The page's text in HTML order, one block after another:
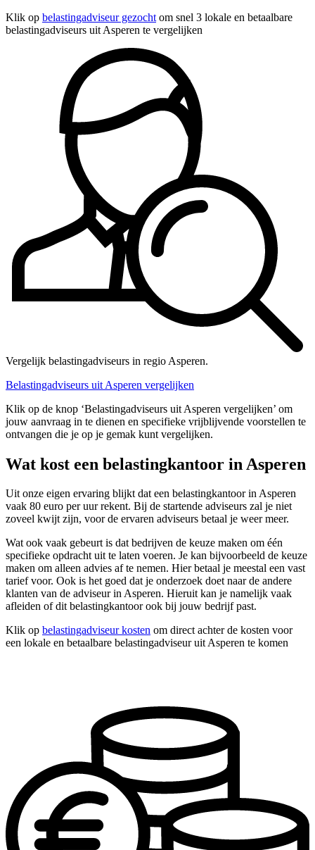
Klik op belastingadviseur gezocht om snel 3 lokale en betaalbare
belastingadviseurs uit Asperen te vergelijken
Vergelijk belastingadviseurs in regio Asperen.
Belastingadviseurs uit Asperen vergelijken
Klik op de knop ‘Belastingadviseurs uit Asperen vergelijken’ om
jouw aanvraag in te dienen en specifieke vrijblijvende voorstellen te
ontvangen die je op je gemak kunt vergelijken.
Wat kost een belastingkantoor in Asperen
Uit onze eigen ervaring blijkt dat een belastingkantoor in Asperen
vaak 80 euro per uur rekent. Bij de startende adviseurs zal je niet
zoveel kwijt zijn, voor de ervaren adviseurs betaal je weer meer.
Wat ook vaak gebeurt is dat bedrijven de keuze maken om één
specifieke opdracht uit te laten voeren. Je kan bijvoorbeeld de keuze
maken om alleen advies af te nemen. Hier betaal je meestal een vast
tarief voor. Ook is het goed dat je onderzoek doet naar de andere
klanten van de adviseur in Asperen. Hieruit kan je namelijk vaak
afleiden of dit belastingkantoor ook bij jouw bedrijf past.
Klik op belastingadviseur kosten om direct achter de kosten voor
een lokale en betaalbare belastingadviseur uit Asperen te komen